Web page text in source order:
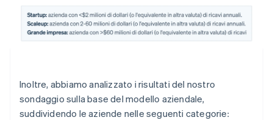
Inoltre, abbiamo analizzato i risultati del nostro
sondaggio sulla base del modello aziendale,
suddividendo le aziende nelle seguenti categorie: